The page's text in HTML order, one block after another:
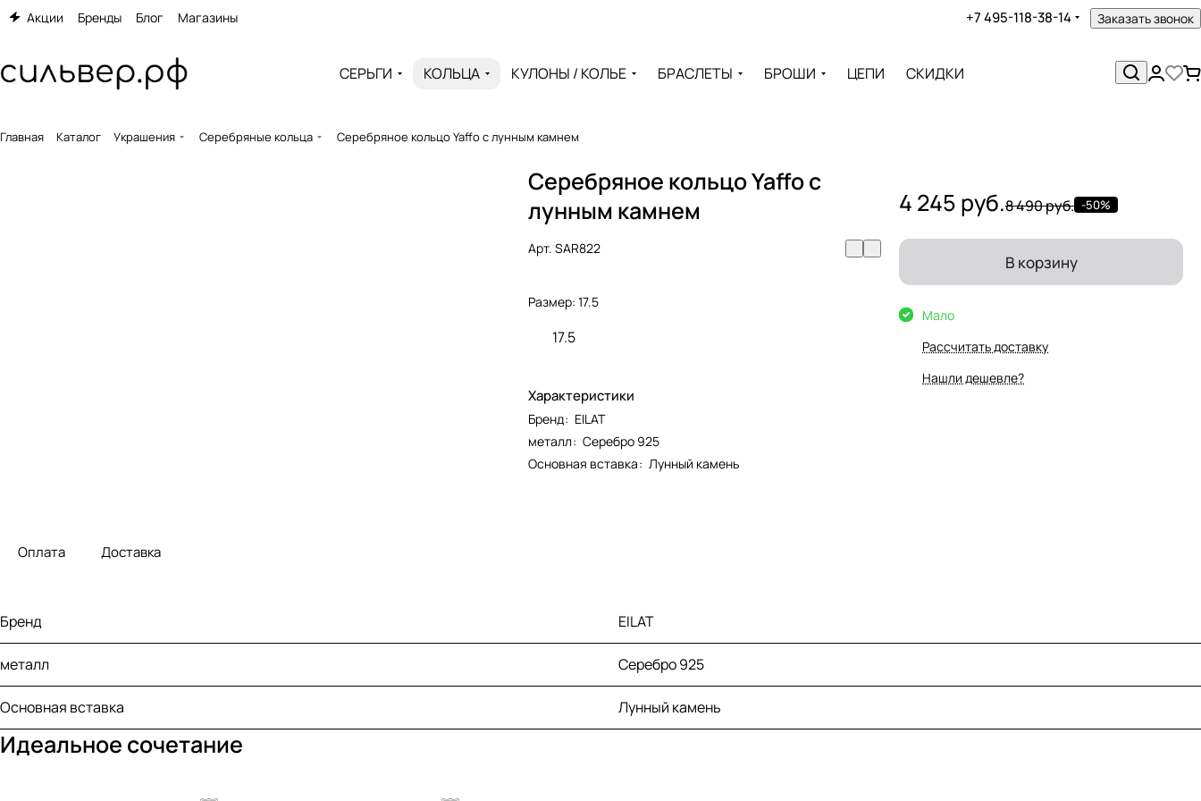
Акции Бренды Блог Магазины +7 495-118-38-14 Заказать звонок
СЕРЬГИ КОЛЬЦА КУЛОНЫ / КОЛЬЕ БРАСЛЕТЫ БРОШИ ЦЕПИ СКИДКИ
Главная Каталог Украшения Серебряные кольца Серебряное кольцо Yaffo с лунным камнем
Серебряное кольцо Yaffo с
лунным камнем
Арт.SAR822
Размер:17.5
17.5
Характеристики
Бренд: EILAT
металл: Серебро 925
Основная вставка: Лунный камень
4 245 руб.8 490 руб. -50%
В корзину
Мало
Рассчитать доставку
Нашли дешевле?
Оплата Доставка
Бренд EILAT
металл Серебро 925
Основная вставка Лунный камень
Идеальное сочетание